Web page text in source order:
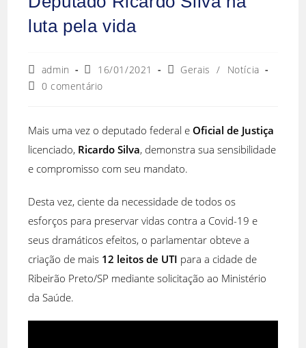
luta pela vida
admin 16/01/2021 Gerais /
Notícia
0 comentário
Mais uma vez o deputado federal eOficial de Justiça
licenciado, Ricardo Silva, demonstra sua sensibilidade
e compromisso com seu mandato.
Desta vez, ciente da necessidade de todos os
esforços para preservar vidas contra a Covid-19 e
seus dramáticos efeitos, o parlamentar obteve a
criação de mais 12 leitos de UTI para a cidade de
Ribeirão Preto/SP mediante solicitação ao Ministério
da Saúde.